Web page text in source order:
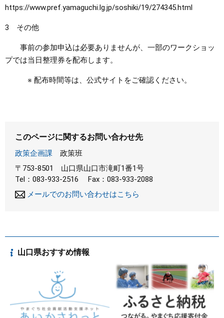
https://www.pref.yamaguchi.lg.jp/soshiki/19/274345.html
3 その他
事前の参加申込は必要ありませんが、一部のワークショッ
プでは当日整理券を配布します。
※ 配布時間等は、公式サイトをご確認ください。
このページに関するお問い合わせ先
政策企画課
政策班
〒753-8501
山口県山口市滝町1番1号
Tel：083-933-2516
Fax：083-933-2088
メールでのお問い合わせはこちら
山口県おすすめ情報